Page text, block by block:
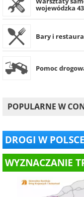
wojewódzka
Bary i
Pomoc
POPULARNE W
DROGI W POLSCE
WYZNACZANIE